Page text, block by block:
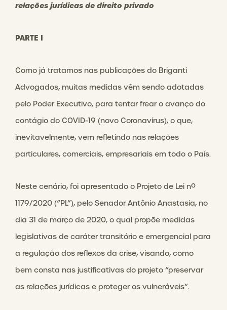
relações jurídicas de direito privado
PARTE I
Como já tratamos nas publicações do Briganti
Advogados, muitas medidas vêm sendo adotadas
pelo Poder Executivo, para tentar frear o avanço do
contágio do COVID-19 (novo Coronavírus), o que,
inevitavelmente, vem refletindo nas relações
particulares, comerciais, empresariais em todo o País.
Neste cenário, foi apresentado o Projeto de Lei nº
1179/2020 (“PL”), pelo Senador Antônio Anastasia, no
dia 31 de março de 2020, o qual propõe medidas
legislativas de caráter transitório e emergencial para
a regulação dos reflexos da crise, visando, como
bem consta nas justificativas do projeto “preservar
as relações jurídicas e proteger os vulneráveis”.